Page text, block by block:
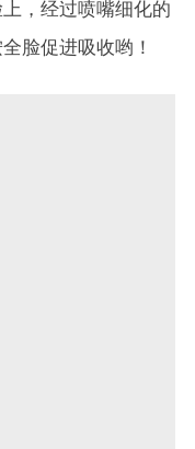
，经过喷嘴细化的
脸促进吸收哟！